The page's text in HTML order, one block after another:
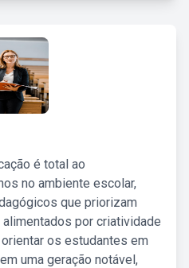
é total ao
no ambiente escolar,
que priorizam
por criatividade
os estudantes em
uma geração notável,